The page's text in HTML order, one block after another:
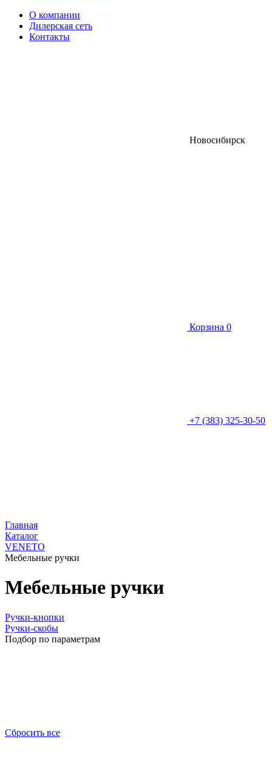
О компании
Дилерская сеть
Контакты
Новосибирск
Корзина 0
+7 (383) 325-30-50
Главная
Каталог
VENETO
Мебельные ручки
Мебельные ручки
Ручки-кнопки
Ручки-скобы
Подбор по параметрам
Сбросить все